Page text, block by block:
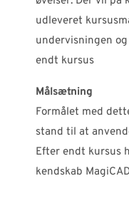
udleveret
undervisningen
endt kursus
Målsætning
Formålet med
stand til at
Efter endt kursus
kendskab